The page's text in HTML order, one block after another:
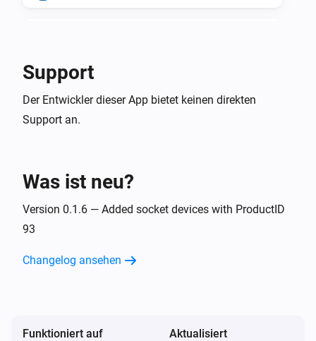
Der elektrische Strom hat sich geändert
Angeschaltet
Ausgeschaltet
Support
Der Entwickler dieser App bietet keinen direkten
Support an.
Was ist neu?
Version 0.1.6 — Added socket devices with ProductID
93
Changelog ansehen
Funktioniert auf Aktualisiert